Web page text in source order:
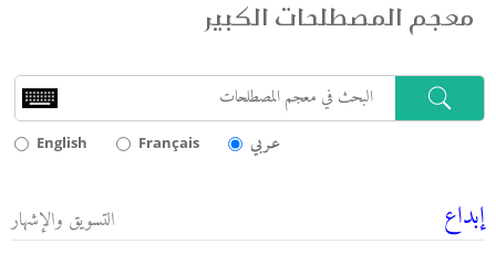
معجم المصطلحات الكبير
English Français عـربي
إبداع التسويق والإشهار